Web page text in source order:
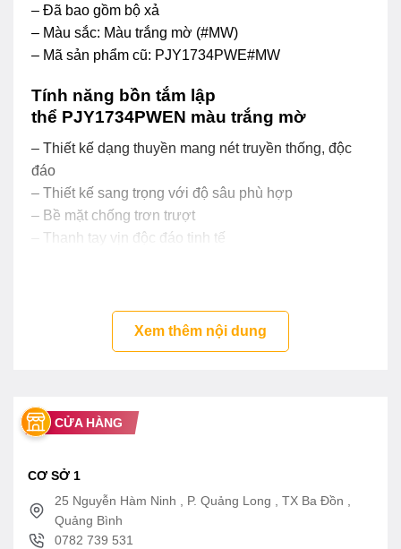
– Đã bao gồm bộ xả
– Màu sắc: Màu trắng mờ (#MW)
– Mã sản phẩm cũ: PJY1734PWE#MW
Tính năng bồn tắm lập
thể PJY1734PWEN màu trắng mờ
– Thiết kế dạng thuyền mang nét truyền thống, độc
đáo
– Thiết kế sang trọng với độ sâu phù hợp
– Bề mặt chống trơn trượt
– Thanh tay vịn độc đáo tinh tế
Xem thêm nội dung
CỬA HÀNG
CƠ SỞ 1
25 Nguyễn Hàm Ninh , P. Quảng Long , TX Ba Đồn ,
Quảng Bình
0782 739 531